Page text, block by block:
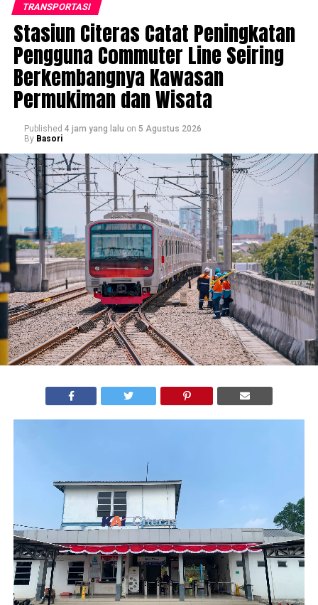
TRANSPORTASI
Stasiun Citeras Catat Peningkatan
Pengguna Commuter Line Seiring
Berkembangnya Kawasan
Permukiman dan Wisata
Published 4 jam yang lalu on 5 Agustus 2026
By Basori